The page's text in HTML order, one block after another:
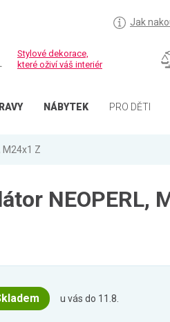
Jak
Stylové dekorace,
které oživí váš interiér
NÁBYTEK PRO DĚTI
M24x1 Z
NEOPERL,
u vás do 11.8.